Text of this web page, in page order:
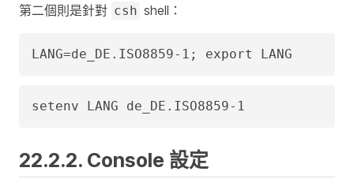
第二個則是針對 csh shell：
LANG=de_DE.ISO8859-1; export LANG
setenv LANG de_DE.ISO8859-1
22.2.2. Console 設定